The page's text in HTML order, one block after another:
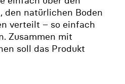
den natürlichen Boden
verteilt – so einfach
Zusammen mit
soll das Produkt